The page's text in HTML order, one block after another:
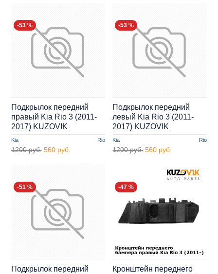
-53 %
Kia Rio
Подкрылок передний
правый Kia Rio 3 (2011-
2017) KUZOVIK
1200 руб. 560 руб.
-53 %
Kia Rio
Подкрылок передний
левый Kia Rio 3 (2011-
2017) KUZOVIK
1200 руб. 560 руб.
-51 %
Подкрылок передний
-47 %
Кронштейн переднего